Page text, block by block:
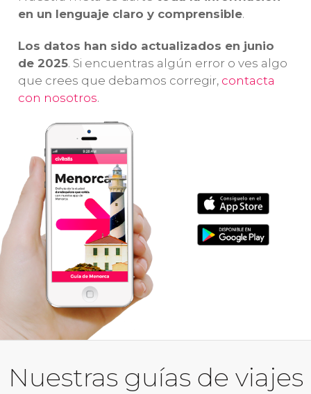
en un lenguaje claro y comprensible.
Los datos han sido actualizados en junio
de 2025. Si encuentras algún error o ves algo
que crees que debamos corregir, contacta
con nosotros.
Nuestras guías de viajes